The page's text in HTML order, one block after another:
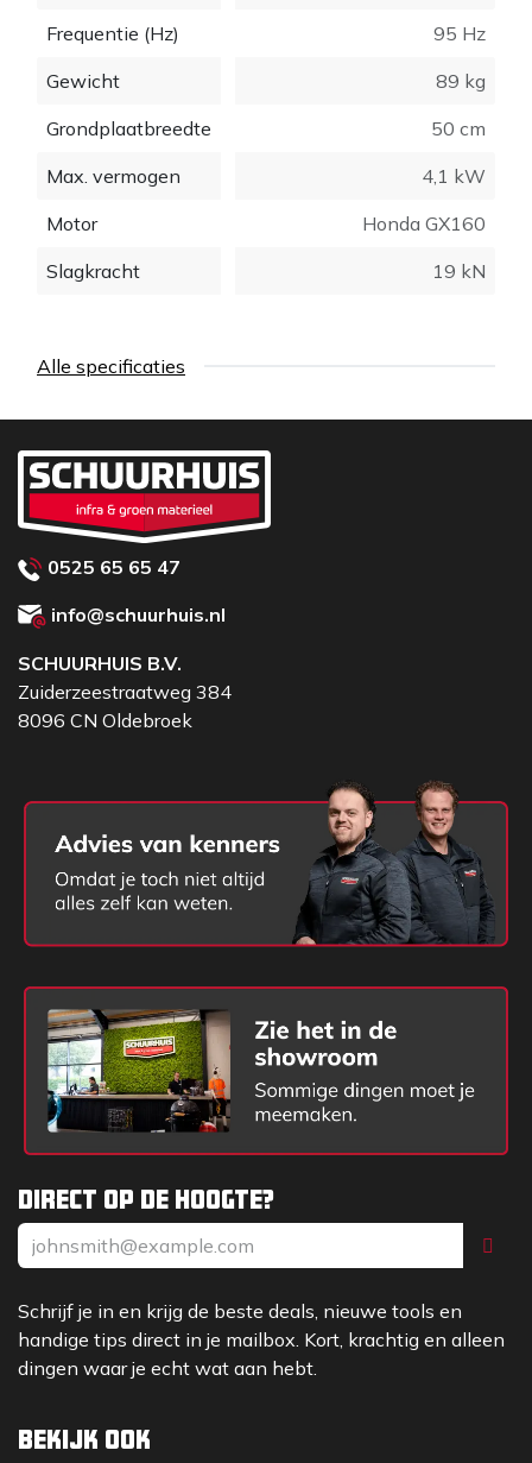
Frequentie (Hz)
95 Hz
Gewicht
89 kg
Grondplaatbreedte
50 cm
Max. vermogen
4,1 kW
Motor
Honda GX160
Slagkracht
19 kN
Alle specificaties
Direct op de hoogte?
Schrijf je in en krijg de beste deals, nieuwe tools en
handige tips direct in je mailbox. Kort, krachtig en alleen
dingen waar je echt wat aan hebt.
Bekijk ook
0525 65 65 47
info@schuurhuis.nl
SCHUURHUIS B.V.
Zuiderzeestraatweg 384
8096 CN Oldebroek